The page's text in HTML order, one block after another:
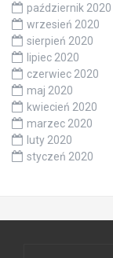
październik 2020
wrzesień 2020
sierpień 2020
lipiec 2020
czerwiec 2020
maj 2020
kwiecień 2020
marzec 2020
luty 2020
styczeń 2020